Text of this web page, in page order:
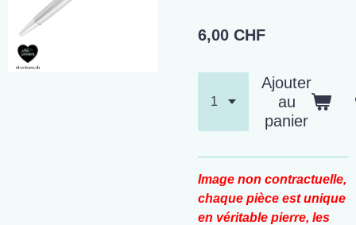
6,00 CHF
Ajouter
au
panier
Image non contractuelle,
chaque pièce est unique
en véritable pierre, les